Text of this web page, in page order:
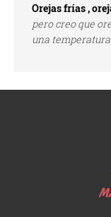
Orejas frías ,
pero creo que
una temperatura